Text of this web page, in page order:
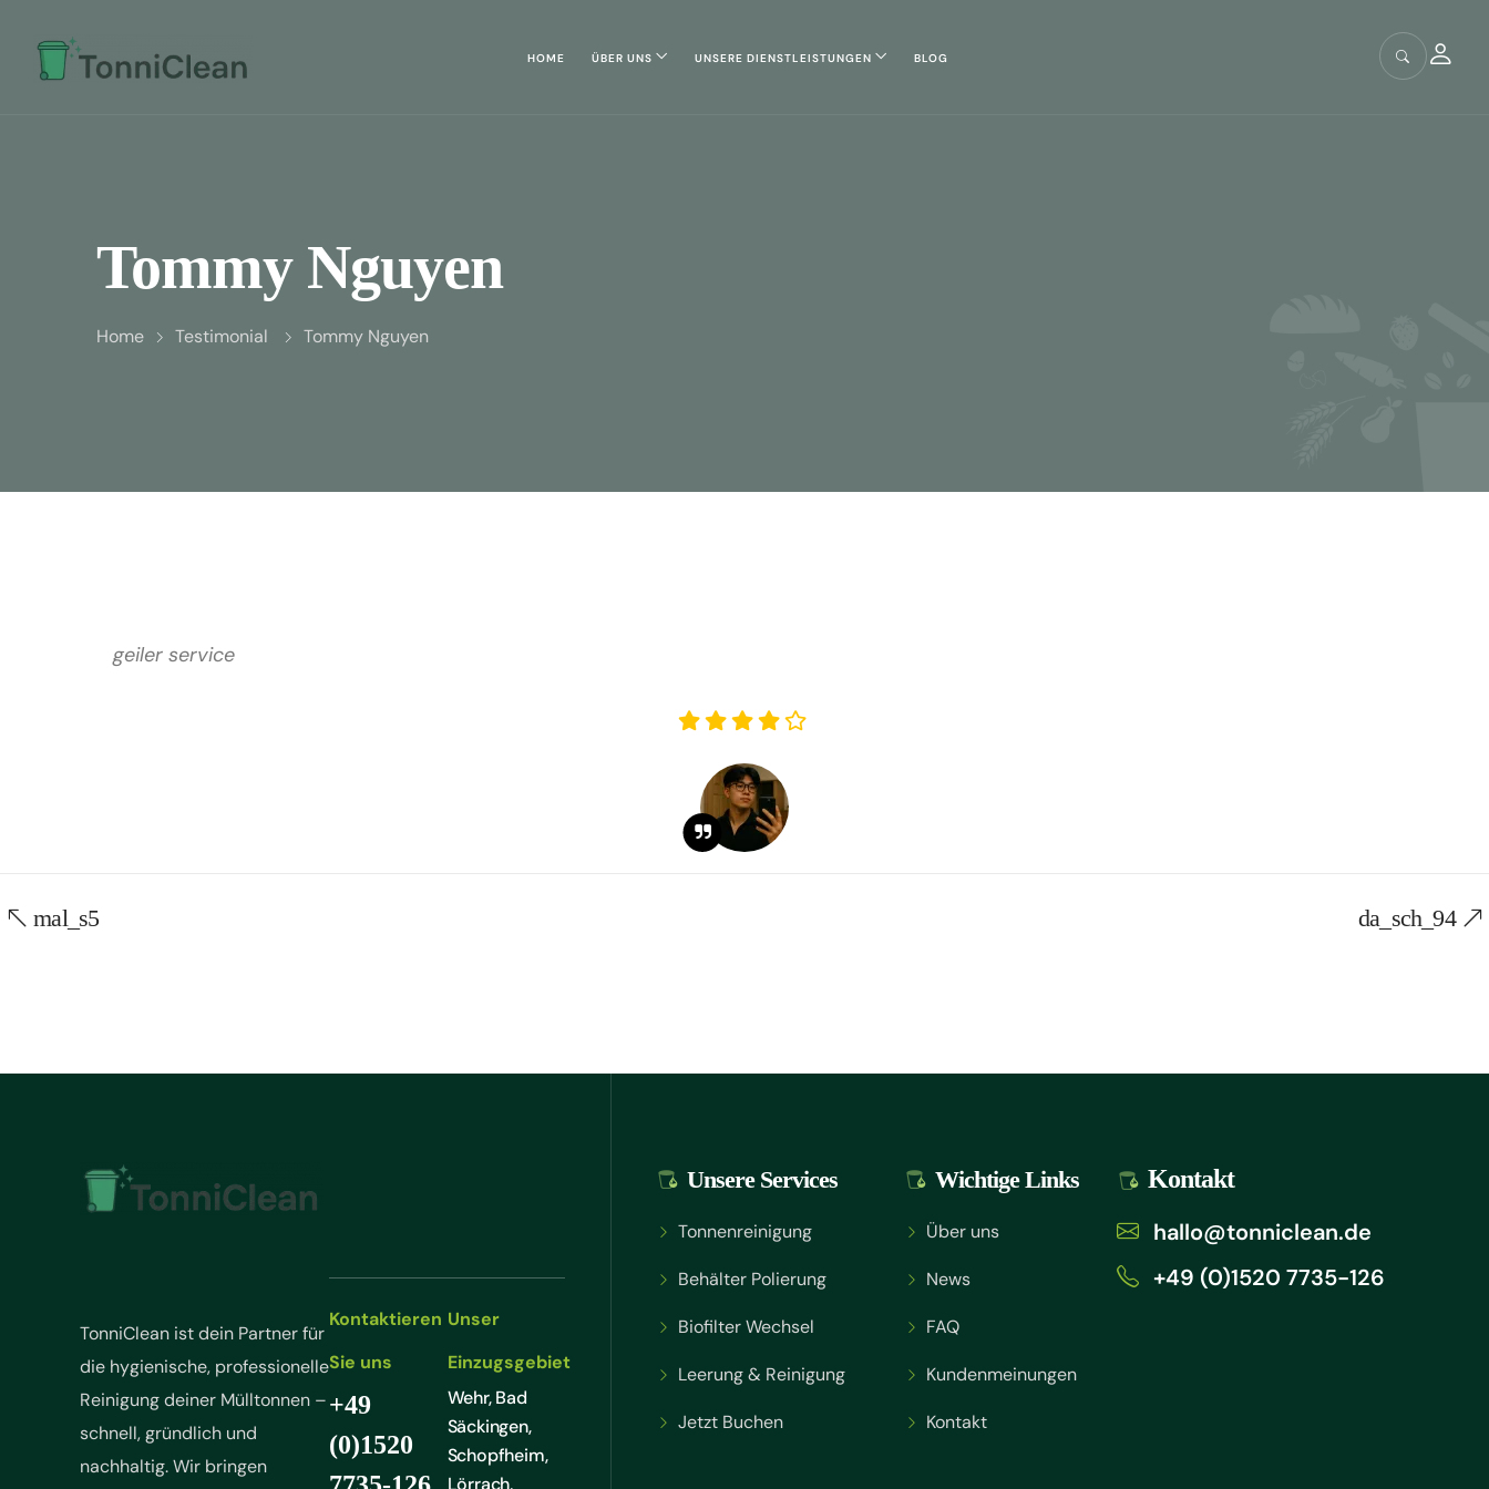
HOME ÜBER UNS UNSERE DIENSTLEISTUNGEN BLOG
Tommy Nguyen
Home Testimonial Tommy Nguyen
geiler service
mal_s5 da_sch_94
TonniClean ist dein Partner für
die hygienische, professionelle
Reinigung deiner Mülltonnen –
schnell, gründlich und
nachhaltig. Wir bringen
Kontaktieren
Sie uns
+49
(0)1520
Unser
Einzugsgebiet
Wehr, Bad
Säckingen,
Schopfheim,
Unsere Services
Tonnenreinigung
Behälter Polierung
Biofilter Wechsel
Leerung & Reinigung
Jetzt Buchen
Wichtige Links
Über uns
News
FAQ
Kundenmeinungen
Kontakt
Kontakt
hallo@tonniclean.de
+49 (0)1520 7735-126